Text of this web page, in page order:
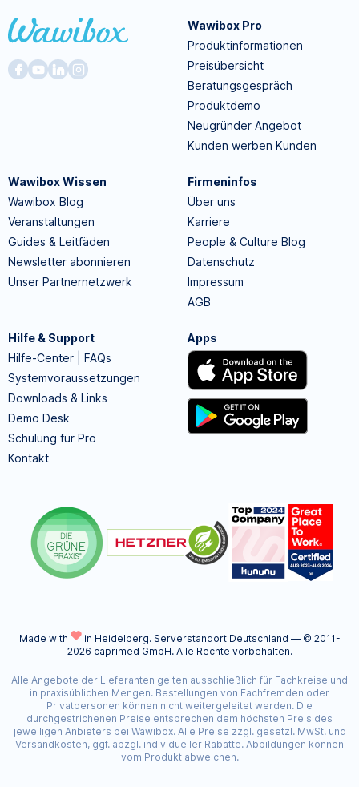
Wawibox Pro
Produktinformationen
Preisübersicht
Beratungsgespräch
Produktdemo
Neugründer Angebot
Kunden werben Kunden
Wawibox Wissen
Wawibox Blog
Veranstaltungen
Guides & Leitfäden
Newsletter abonnieren
Unser Partnernetzwerk
Firmeninfos
Über uns
Karriere
People & Culture Blog
Datenschutz
Impressum
AGB
Hilfe & Support
Hilfe-Center | FAQs
Systemvoraussetzungen
Downloads & Links
Demo Desk
Schulung für Pro
Kontakt
Apps
Made with in Heidelberg. Serverstandort Deutschland — © 2011-
2026 caprimed GmbH. Alle Rechte vorbehalten.
Alle Angebote der Lieferanten gelten ausschließlich für Fachkreise und
in praxisüblichen Mengen. Bestellungen von Fachfremden oder
Privatpersonen können nicht weitergeleitet werden. Die
durchgestrichenen Preise entsprechen dem höchsten Preis des
jeweiligen Anbieters bei Wawibox. Alle Preise zzgl. gesetzl. MwSt. und
Versandkosten, ggf. abzgl. individueller Rabatte. Abbildungen können
vom Produkt abweichen.